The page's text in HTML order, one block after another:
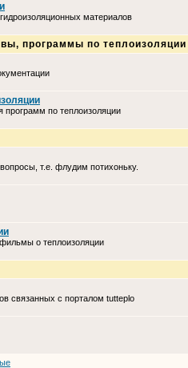
материалов
программы по теплоизоляции
программ по теплоизоляции
т.е. флудим потихоньку.
о теплоизоляции
связанных с порталом tutteplo